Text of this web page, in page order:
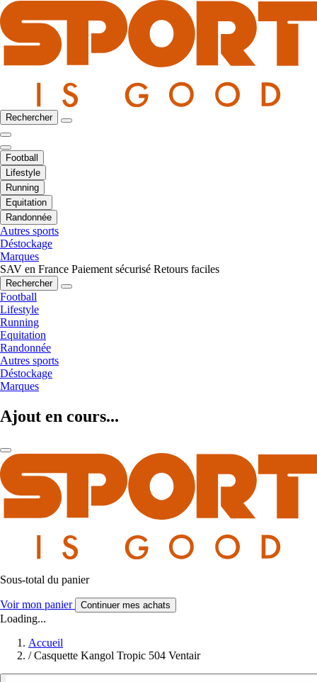
Rechercher
Football
Lifestyle
Running
Equitation
Randonnée
Autres sports
Déstockage
Marques
SAV en France Paiement sécurisé Retours faciles
Rechercher
Football
Lifestyle
Running
Equitation
Randonnée
Autres sports
Déstockage
Marques
Ajout en cours...
Sous-total du panier
Voir mon panier Continuer mes achats
Loading...
Accueil
/ Casquette Kangol Tropic 504 Ventair